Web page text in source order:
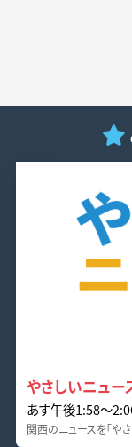
やさしいニュー
あす午後1:58〜
関西のニュースを「やさ